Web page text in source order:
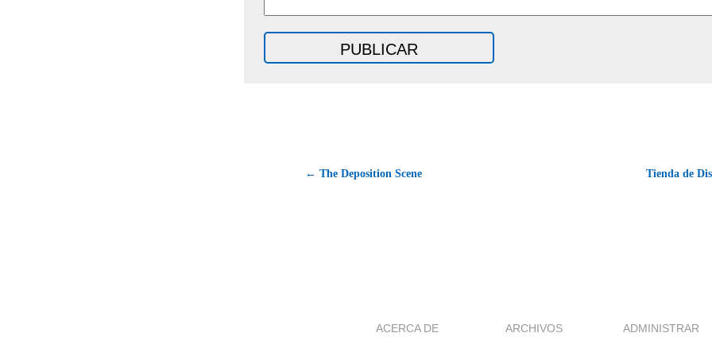
← The Deposition Scene Tienda de
ACERCA DE ARCHIVOS ADMINISTRAR